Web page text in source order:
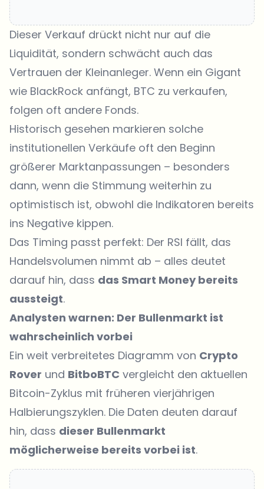
Dieser Verkauf drückt nicht nur auf die
Liquidität, sondern schwächt auch das
Vertrauen der Kleinanleger. Wenn ein Gigant
wie BlackRock anfängt, BTC zu verkaufen,
folgen oft andere Fonds.
Historisch gesehen markieren solche
institutionellen Verkäufe oft den Beginn
größerer Marktanpassungen – besonders
dann, wenn die Stimmung weiterhin zu
optimistisch ist, obwohl die Indikatoren bereits
ins Negative kippen.
Das Timing passt perfekt: Der RSI fällt, das
Handelsvolumen nimmt ab – alles deutet
darauf hin, dass das Smart Money bereits
aussteigt.
Analysten warnen: Der Bullenmarkt ist
wahrscheinlich vorbei
Ein weit verbreitetes Diagramm von Crypto
Rover und BitboBTC vergleicht den aktuellen
Bitcoin-Zyklus mit früheren vierjährigen
Halbierungszyklen. Die Daten deuten darauf
hin, dass dieser Bullenmarkt
möglicherweise bereits vorbei ist.